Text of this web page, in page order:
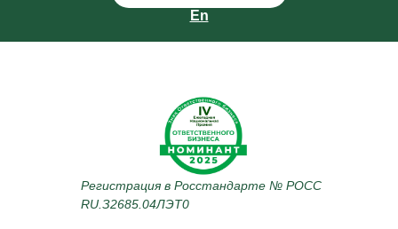
En
Регистрация в Росстандарте № РОСС
RU.З2685.04ЛЭТ0